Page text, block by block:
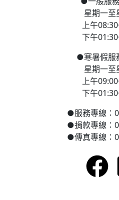
星期一至
上午
下午
●寒暑假服
星期一至
上午
下午
●服務專線：
●捐款專線：
●傳真專線：